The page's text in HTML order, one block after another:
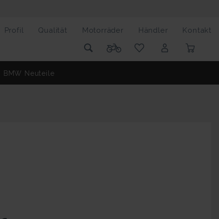
Profil Qualität Motorräder Händler Kontakt
BMW Neuteile